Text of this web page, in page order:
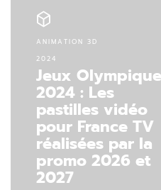
ANIMATION 3D
2024
Jeux
2024 : Les
pastilles vidéo
pour France TV
réalisées par la
promo 2026 et
2027